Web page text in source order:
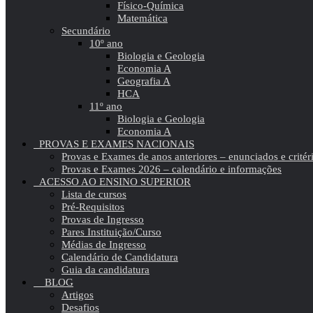
Físico-Química
Matemática
Secundário
10º ano
Biologia e Geologia
Economia A
Geografia A
HCA
11º ano
Biologia e Geologia
Economia A
PROVAS E EXAMES NACIONAIS
Provas e Exames de anos anteriores – enunciados e
Provas e Exames 2026 – calendário e informações
ACESSO AO ENSINO SUPERIOR
Lista de cursos
Pré-Requisitos
Provas de Ingresso
Pares Instituição/Curso
Médias de Ingresso
Calendário de Candidatura
Guia da candidatura
BLOG
Artigos
Desafios